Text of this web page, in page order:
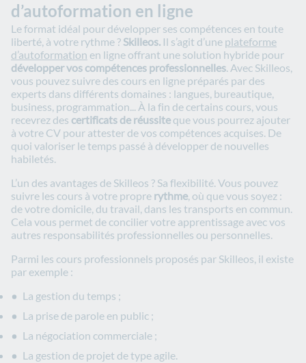
d’autoformation en ligne
Le format idéal pour développer ses compétences en toute
liberté, à votre rythme ? Skilleos. Il s’agit d’une plateforme
d’autoformation en ligne offrant une solution hybride pour
développer vos compétences professionnelles. Avec Skilleos,
vous pouvez suivre des cours en ligne préparés par des
experts dans différents domaines : langues, bureautique,
business, programmation... À la fin de certains cours, vous
recevrez des certificats de réussite que vous pourrez ajouter
à votre CV pour attester de vos compétences acquises. De
quoi valoriser le temps passé à développer de nouvelles
habiletés.
L’un des avantages de Skilleos ? Sa flexibilité. Vous pouvez
suivre les cours à votre propre rythme, où que vous soyez :
de votre domicile, du travail, dans les transports en commun.
Cela vous permet de concilier votre apprentissage avec vos
autres responsabilités professionnelles ou personnelles.
Parmi les cours professionnels proposés par Skilleos, il existe
par exemple :
La gestion du temps ;
La prise de parole en public ;
La négociation commerciale ;
La gestion de projet de type agile.